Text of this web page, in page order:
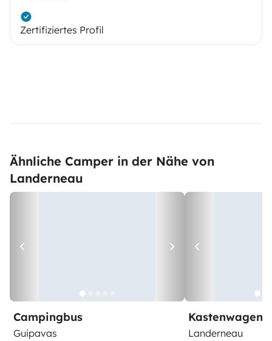
Zertifiziertes Profil
Ähnliche Camper in der Nähe von
Landerneau
Campingbus
Guipavas
Kastenwagen
Landerneau